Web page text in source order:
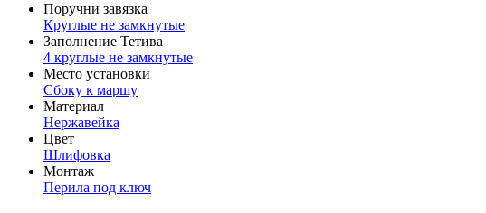
Поручни завязка
Круглые не замкнутые
Заполнение Тетива
4 круглые не замкнутые
Место установки
Сбоку к маршу
Материал
Нержавейка
Цвет
Шлифовка
Монтаж
Перила под ключ